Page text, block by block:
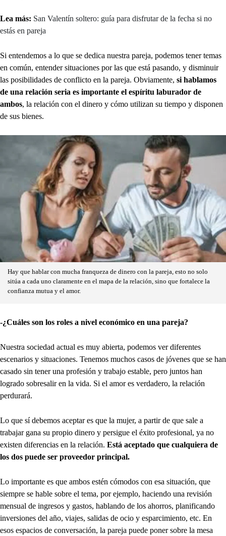
Lea más: San Valentín soltero: guía para disfrutar de la fecha si no
estás en pareja
Si entendemos a lo que se dedica nuestra pareja, podemos tener temas
en común, entender situaciones por las que está pasando, y disminuir
las posibilidades de conflicto en la pareja. Obviamente, si hablamos
de una relación seria es importante el espíritu laburador de
ambos, la relación con el dinero y cómo utilizan su tiempo y disponen
de sus bienes.
Hay que hablar con mucha franqueza de dinero con la pareja, esto no solo
sitúa a cada uno claramente en el mapa de la relación, sino que fortalece la
confianza mutua y el amor.
-¿Cuáles son los roles a nivel económico en una pareja?
Nuestra sociedad actual es muy abierta, podemos ver diferentes
escenarios y situaciones. Tenemos muchos casos de jóvenes que se han
casado sin tener una profesión y trabajo estable, pero juntos han
logrado sobresalir en la vida. Si el amor es verdadero, la relación
perdurará.
Lo que sí debemos aceptar es que la mujer, a partir de que sale a
trabajar gana su propio dinero y persigue el éxito profesional, ya no
existen diferencias en la relación. Está aceptado que cualquiera de
los dos puede ser proveedor principal.
Lo importante es que ambos estén cómodos con esa situación, que
siempre se hable sobre el tema, por ejemplo, haciendo una revisión
mensual de ingresos y gastos, hablando de los ahorros, planificando
inversiones del año, viajes, salidas de ocio y esparcimiento, etc. En
esos espacios de conversación, la pareja puede poner sobre la mesa